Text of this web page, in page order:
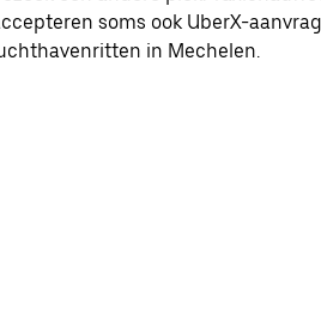
soms ook UberX-
in Mechelen.